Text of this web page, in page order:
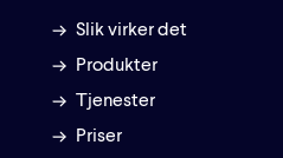
Slik virker det
Produkter
Tjenester
Priser